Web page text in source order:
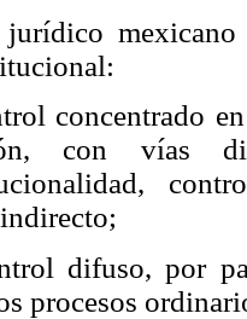
concentrado
con vías
difuso, por
procesos